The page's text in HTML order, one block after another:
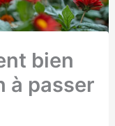
bien
à passer